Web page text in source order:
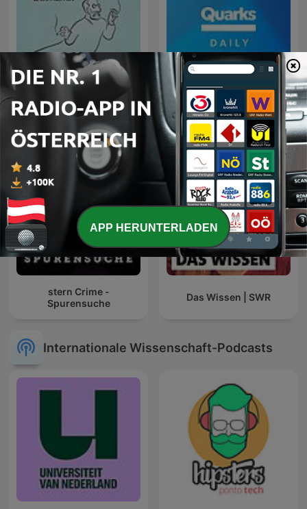
Rätsel des Unbewußten.
Psychoanalyse &
Psychotherapie.
Quarks Daily
stern Crime -
Spurensuche
Das Wissen | SWR
Internationale Wissenschaft-Podcasts
APP HERUNTERLADEN